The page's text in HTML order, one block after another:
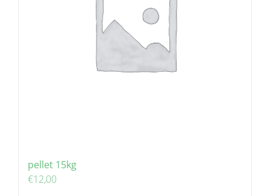
pellet 15kg
€12,00